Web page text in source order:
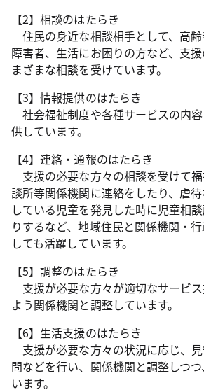
【2】相談のはたらき
住民の身近な相談相手として、高齢
障害者、生活にお困りの方など、支
まざまな相談を受けています。
【3】情報提供のはたらき
社会福祉制度や各種サービスの内
供しています。
【4】連絡・通報のはたらき
支援の必要な方々の相談を受けて
談所等関係機関に連絡をしたり、虐
している児童を発見した時に児童相
りするなど、地域住民と関係機関・
しても活躍しています。
【5】調整のはたらき
支援が必要な方々が適切なサービ
よう関係機関と調整しています。
【6】生活支援のはたらき
支援が必要な方々の状況に応じ、
問などを行い、関係機関と調整しつ
います。